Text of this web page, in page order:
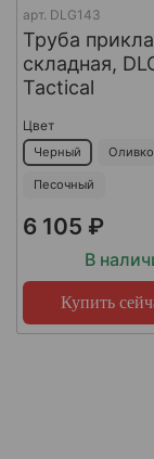
арт. DLG143
Труба
складная,
Tactical
Цвет
Черный
Песочный
6 105 ₽
В
Купить